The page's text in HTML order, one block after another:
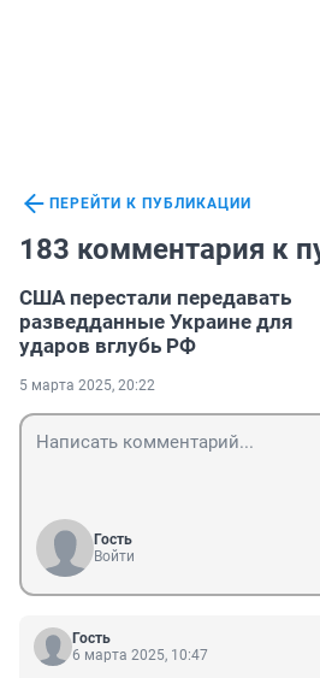
ПЕРЕЙТИ К ПУБЛИКАЦИИ
183 комментария к
США перестали передавать
разведданные Украине для
ударов вглубь РФ
5 марта 2025, 20:22
Гость
Войти
Гость
6 марта 2025, 10:47